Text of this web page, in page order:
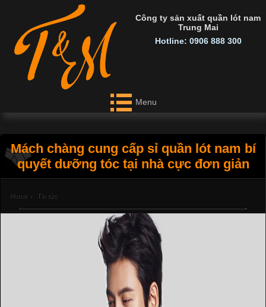
Công ty sản xuất quần lót nam
Trung Mai
Hotline: 0906 888 300
Menu
Mách chàng cung cấp sỉ quần lót nam bí
quyết dưỡng tóc tại nhà cực đơn giản
Home › Tin tức